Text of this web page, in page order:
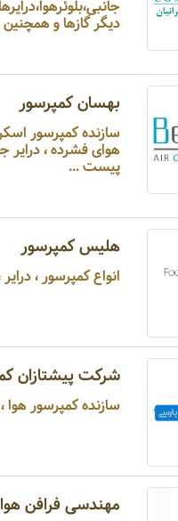
دیگر گازها و همچنین ...
بهسان کمپرسور
سازنده
پیست ...
هلیس کمپرسور
انواع کمپرسور ،
شرکت پیشتازان
سازنده کمپرسور هوا ، کمپرسورهای پیستونی ، کمپرسورهای معدنی ...
مهندسی فرافن هوا